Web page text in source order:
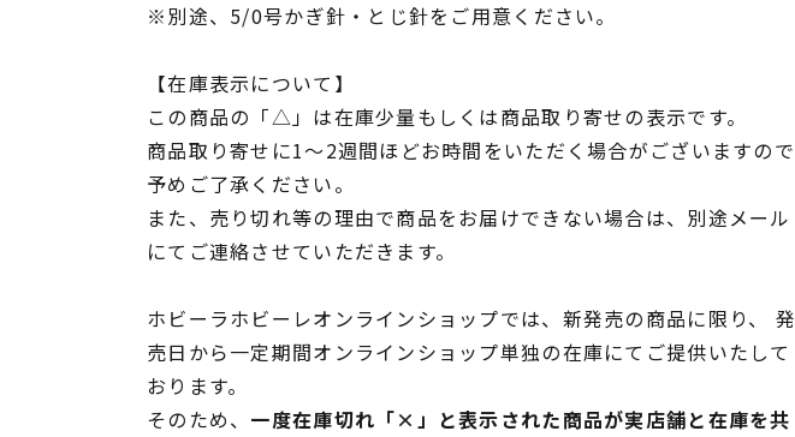
※別途、5/0号かぎ針・とじ針をご用意ください。
【在庫表示について】
この商品の「△」は在庫少量もしくは商品取り寄せの表示です。
商品取り寄せに1～2週間ほどお時間をいただく場合がございますので
予めご了承ください。
また、売り切れ等の理由で商品をお届けできない場合は、別途メール
にてご連絡させていただきます。
ホビーラホビーレオンラインショップでは、新発売の商品に限り、 発
売日から一定期間オンラインショップ単独の在庫にてご提供いたして
おります。
そのため、 一度在庫切れ「×」と表示された商品が実店舗と在庫を共